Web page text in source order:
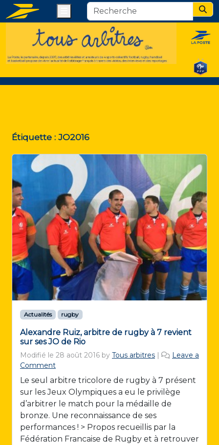
Étiquette : JO2016
Actualités rugby
Alexandre Ruiz, arbitre de rugby à 7 revient
sur ses JO de Rio
Modifié le 28 août 2016 by Tous arbitres |
Leave a
Comment
Le seul arbitre tricolore de rugby à 7 présent
sur les Jeux Olympiques a eu le privilège
d’arbitrer le match pour la médaille de
bronze. Une reconnaissance de ses
performances ! > Propos recueillis par la
Fédération Francaise de Rugby et à retrouver